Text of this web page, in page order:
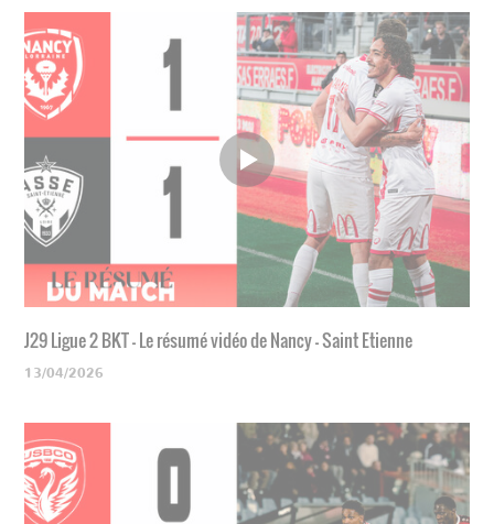
J29 Ligue 2 BKT - Le résumé vidéo de Nancy - Saint Etienne
13/04/2026